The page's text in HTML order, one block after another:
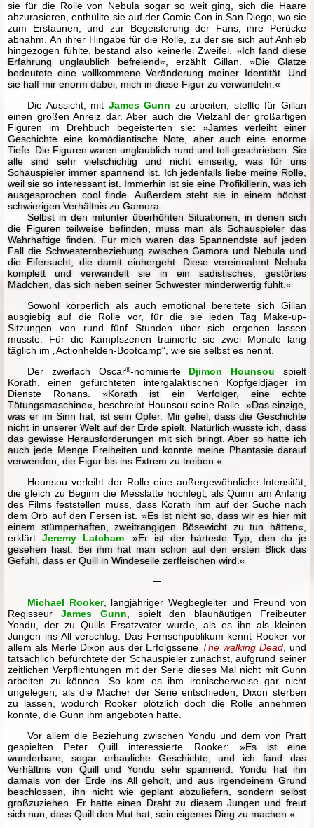
sie für die Rolle von Nebula sogar so weit ging, sich die Haare
abzurasieren, enthüllte sie auf der Comic Con in San Diego, wo sie
zum Erstaunen, und zur Begeisterung der Fans, ihre Perücke
abnahm. An ihrer Hingabe für die Rolle, zu der sie sich auf Anhieb
hingezogen fühlte, bestand also keinerlei Zweifel. »Ich fand diese
Erfahrung unglaublich befreiend« , erzählt Gillan. »Die Glatze
bedeutete eine vollkommene Veränderung meiner Identität. Und
sie half mir enorm dabei, mich in diese Figur zu verwandeln.«
Die Aussicht, mit James Gunn zu arbeiten, stellte für Gillan
einen großen Anreiz dar. Aber auch die Vielzahl der großartigen
Figuren im Drehbuch begeisterten sie: »James verleiht einer
Geschichte eine komödiantische Note, aber auch eine enorme
Tiefe. Die Figuren waren unglaublich rund und toll geschrieben. Sie
alle sind sehr vielschichtig und nicht einseitig, was für uns
Schauspieler immer spannend ist. Ich jedenfalls liebe meine Rolle,
weil sie so interessant ist. Immerhin ist sie eine Profikillerin, was ich
ausgesprochen cool finde. Außerdem steht sie in einem höchst
schwierigen Verhältnis zu Gamora.
Selbst in den mitunter überhöhten Situationen, in denen sich
die Figuren teilweise befinden, muss man als Schauspieler das
Wahrhaftige finden. Für mich waren das Spannendste auf jeden
Fall die Schwesternbeziehung zwischen Gamora und Nebula und
die Eifersucht, die damit einhergeht. Diese vereinnahmt Nebula
komplett und verwandelt sie in ein sadistisches, gestörtes
Mädchen, das sich neben seiner Schwester minderwertig fühlt.«
Sowohl körperlich als auch emotional bereitete sich Gillan
ausgiebig auf die Rolle vor, für die sie jeden Tag Make-up-
Sitzungen von rund fünf Stunden über sich ergehen lassen
musste. Für die Kampfszenen trainierte sie zwei Monate lang
täglich im „Actionhelden-Bootcamp“, wie sie selbst es nennt.
Der zweifach Oscar®-nominierte Djimon Hounsou spielt
Korath, einen gefürchteten intergalaktischen Kopfgeldjäger im
Dienste Ronans.»Korath ist ein Verfolger, eine echte
Tötungsmaschine« , beschreibt Hounsou seine Rolle. »Das einzige,
was er im Sinn hat, ist sein Opfer. Mir gefiel, dass die Geschichte
nicht in unserer Welt auf der Erde spielt. Natürlich wusste ich, dass
das gewisse Herausforderungen mit sich bringt. Aber so hatte ich
auch jede Menge Freiheiten und konnte meine Phantasie darauf
verwenden, die Figur bis ins Extrem zu treiben.«
Hounsou verleiht der Rolle eine außergewöhnliche Intensität,
die gleich zu Beginn die Messlatte hochlegt, als Quinn am Anfang
des Films feststellen muss, dass Korath ihm auf der Suche nach
dem Orb auf den Fersen ist. »Es ist nicht so, dass wir es hier mit
einem stümperhaften, zweitrangigen Bösewicht zu tun hätten«,
erklärt Jeremy Latcham.»Er ist der härteste Typ, den du je
gesehen hast. Bei ihm hat man schon auf den ersten Blick das
Gefühl, dass er Quill in Windeseile zerfleischen wird.«
─
Michael Rooker, langjähriger Wegbegleiter und Freund von
Regisseur James Gunn , spielt den blauhäutigen Freibeuter
Yondu, der zu Quills Ersatzvater wurde, als es ihn als kleinen
Jungen ins All verschlug. Das Fernsehpublikum kennt Rooker vor
allem als Merle Dixon aus der Erfolgsserie The walking Dead, und
tatsächlich befürchtete der Schauspieler zunächst, aufgrund seiner
zeitlichen Verpflichtungen mit der Serie dieses Mal nicht mit Gunn
arbeiten zu können. So kam es ihm ironischerweise gar nicht
ungelegen, als die Macher der Serie entschieden, Dixon sterben
zu lassen, wodurch Rooker plötzlich doch die Rolle annehmen
konnte, die Gunn ihm angeboten hatte.
Vor allem die Beziehung zwischen Yondu und dem von Pratt
gespielten Peter Quill interessierte Rooker: »Es ist eine
wunderbare, sogar erbauliche Geschichte, und ich fand das
Verhältnis von Quill und Yondu sehr spannend. Yondu hat ihn
damals von der Erde ins All geholt, und aus irgendeinem Grund
beschlossen, ihn nicht wie geplant abzuliefern, sondern selbst
großzuziehen. Er hatte einen Draht zu diesem Jungen und freut
sich nun, dass Quill den Mut hat, sein eigenes Ding zu machen.«